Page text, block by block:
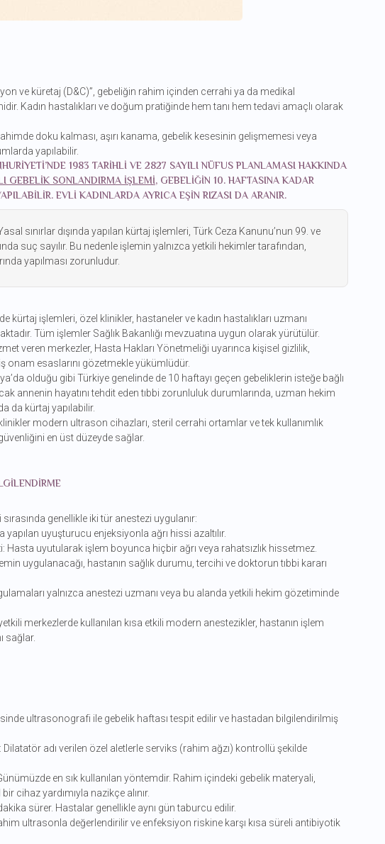
ve küretaj (D&C)”, gebeliğin rahim içinden cerrahi ya da medikal
Kadın hastalıkları ve doğum pratiğinde hem tanı hem tedavi amaçlı olarak
doku kalması, aşırı kanama, gebelik kesesinin gelişmemesi veya
yapılabilir.
1983 TARIHLI VE 2827 SAYILI NÜFUS PLANLAMASI HAKKINDA
GEBELIK SONLANDIRMA IŞLEMI, GEBELIĞIN 10. HAFTASINA KADAR
EVLI KADINLARDA AYRICA EŞIN RIZASI DA ARANIR.
sınırlar dışında yapılan kürtaj işlemleri, Türk Ceza Kanunu’nun 99. ve
suç sayılır. Bu nedenle işlemin yalnızca yetkili hekimler tarafından,
yapılması zorunludur.
kürtaj işlemleri, özel klinikler, hastaneler ve kadın hastalıkları uzmanı
Tüm işlemler Sağlık Bakanlığı mevzuatına uygun olarak yürütülür.
veren merkezler, Hasta Hakları Yönetmeliği uyarınca kişisel gizlilik,
onam esaslarını gözetmekle yükümlüdür.
olduğu gibi Türkiye genelinde de 10 haftayı geçen gebeliklerin isteğe bağlı
annenin hayatını tehdit eden tıbbi zorunluluk durumlarında, uzman hekim
da kürtaj yapılabilir.
modern ultrason cihazları, steril cerrahi ortamlar ve tek kullanımlık
en üst düzeyde sağlar.
genellikle iki tür anestezi uygulanır:
yapılan uyuşturucu enjeksiyonla ağrı hissi azaltılır.
Hasta uyutularak işlem boyunca hiçbir ağrı veya rahatsızlık hissetmez.
uygulanacağı, hastanın sağlık durumu, tercihi ve doktorun tıbbi kararı
yalnızca anestezi uzmanı veya bu alanda yetkili hekim gözetiminde
merkezlerde kullanılan kısa etkili modern anestezikler, hastanın işlem
sağlar.
ultrasonografi ile gebelik haftası tespit edilir ve hastadan bilgilendirilmiş
Dilatatör adı verilen özel aletlerle serviks (rahim ağzı) kontrollü şekilde
en sık kullanılan yöntemdir. Rahim içindeki gebelik materyali,
cihaz yardımıyla nazikçe alınır.
sürer. Hastalar genellikle aynı gün taburcu edilir.
ultrasonla değerlendirilir ve enfeksiyon riskine karşı kısa süreli antibiyotik